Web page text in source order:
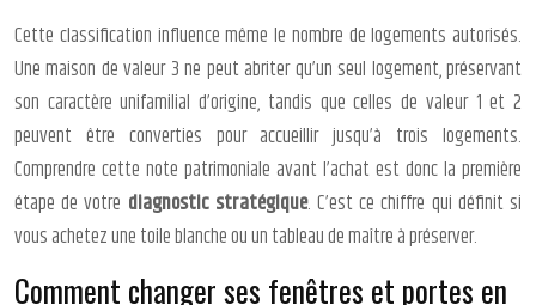
Cette classification influence même le nombre de logements autorisés.
Une maison de valeur 3 ne peut abriter qu’un seul logement, préservant
son caractère unifamilial d’origine, tandis que celles de valeur 1 et 2
peuvent être converties pour accueillir jusqu’à trois logements.
Comprendre cette note patrimoniale avant l’achat est donc la première
étape de votre diagnostic stratégique. C’est ce chiffre qui définit si
vous achetez une toile blanche ou un tableau de maître à préserver.
Comment changer ses fenêtres et portes en